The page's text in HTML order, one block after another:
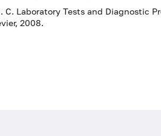
C. Laboratory Tests and Diagnostic
2008.